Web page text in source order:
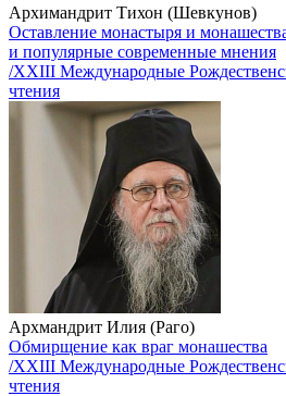
Архимандрит Тихон (Шевкунов)
Оставление монастыря и
и популярные современные мнения
/XXIII Международные
чтения
Архмандрит Илия (Раго)
Обмирщение как враг монашества
/XXIII Международные
чтения